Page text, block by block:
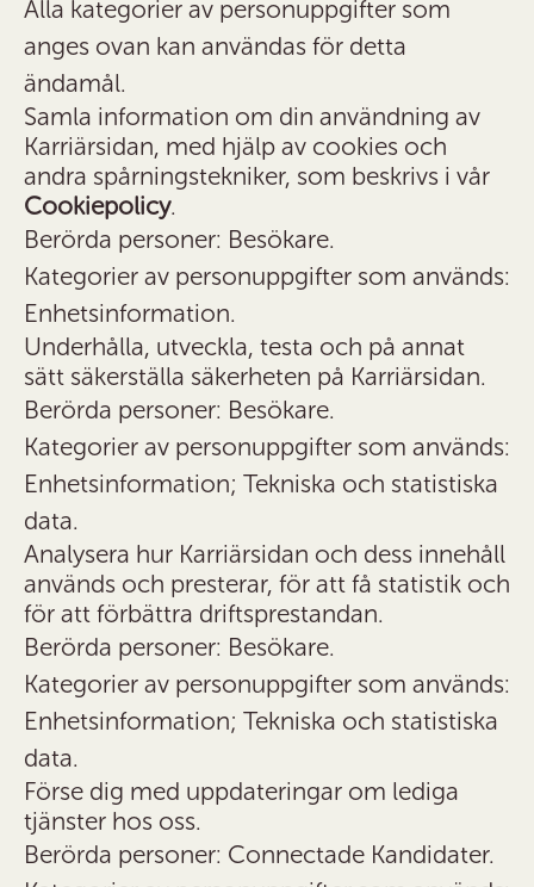
Alla kategorier av personuppgifter som
anges ovan kan användas för detta
ändamål.
Samla information om din användning av
Karriärsidan, med hjälp av cookies och
andra spårningstekniker, som beskrivs i vår
Cookiepolicy.
Berörda personer: Besökare.
Kategorier av personuppgifter som används:
Enhetsinformation.
Underhålla, utveckla, testa och på annat
sätt säkerställa säkerheten på Karriärsidan.
Berörda personer: Besökare.
Kategorier av personuppgifter som används:
Enhetsinformation; Tekniska och statistiska
data.
Analysera hur Karriärsidan och dess innehåll
används och presterar, för att få statistik och
för att förbättra driftsprestandan.
Berörda personer: Besökare.
Kategorier av personuppgifter som används:
Enhetsinformation; Tekniska och statistiska
data.
Förse dig med uppdateringar om lediga
tjänster hos oss.
Berörda personer: Connectade Kandidater.